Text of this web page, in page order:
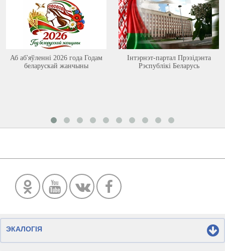
Аб аб'яўленні 2026 года Годам
беларускай жанчыны
Інтэрнэт-партал Прэзідэнта
Рэспублікі Беларусь
ЭКАЛОГІЯ